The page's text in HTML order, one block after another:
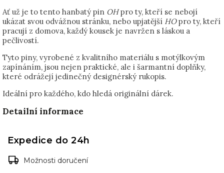
Ať už je to tento hanbatý pin OHpro ty, kteří se nebojí
ukázat svou odvážnou stránku, nebo upjatější HOpro ty, kteří
pracují z domova, každý kousek je navržen s láskou a
pečlivostí.
Tyto piny, vyrobené z kvalitního materiálu s motýlkovým
zapínáním, jsou nejen praktické, ale i šarmantní doplňky,
které odrážejí jedinečný designérský rukopis.
Ideální pro každého, kdo hledá originální dárek.
Detailní informace
Expedice do 24h
Možnosti doručení